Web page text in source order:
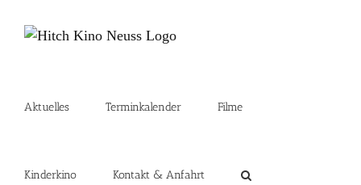
Inhalt
Aktuelles Terminkalender Filme
Kinderkino Kontakt & Anfahrt